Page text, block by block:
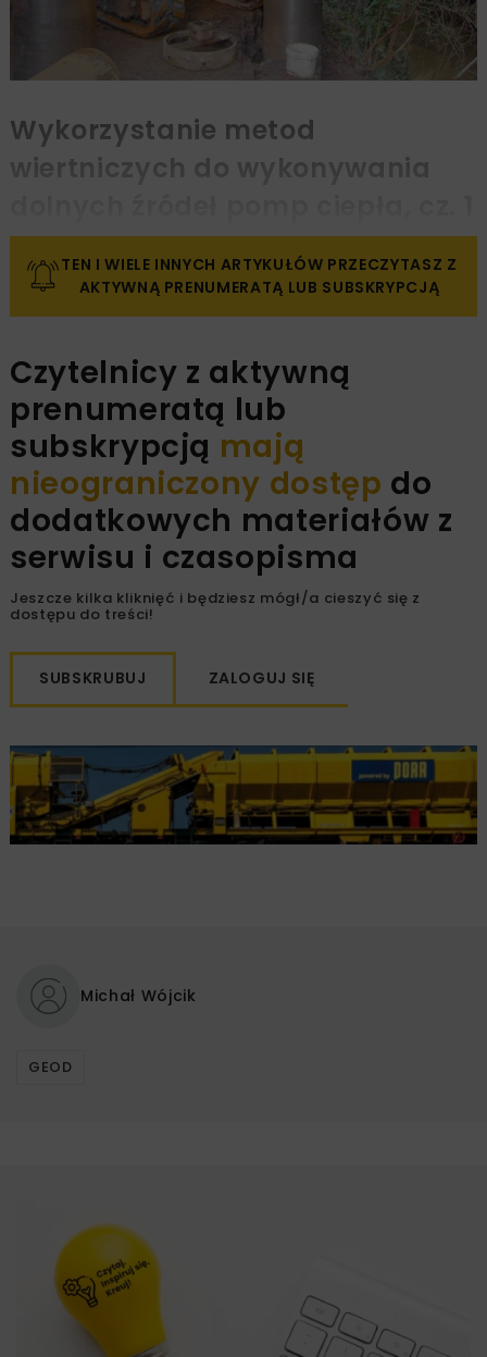
Wykorzystanie metod
wiertniczych do wykonywania
TEN I WIELE INNYCH ARTYKUŁÓW PRZECZYTASZ Z
AKTYWNĄ PRENUMERATĄ LUB SUBSKRYPCJĄ
Czytelnicy z aktywną
prenumeratą lub
subskrypcją mają
nieograniczony dostęp do
dodatkowych materiałów z
serwisu i czasopisma
Jeszcze kilka kliknięć i będziesz mógł/a cieszyć się z
dostępu do treści!
SUBSKRUBUJ ZALOGUJ SIĘ
Michał Wójcik
GEOD